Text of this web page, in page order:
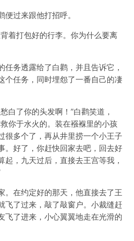
过来跟他打招呼。
着打包好的行李。你为什么要离
任务透露给了白鹳，并且告诉它，
个任务，同时埋怨了一番自己的凄
白了你的头发啊！”白鹳笑道，
你于水火的。装在襁褓里的小孩
很多个了，再从井里捞一个小王子
。好了，你赶快回家去吧，回去好
起，九天过后，直接去王宫等我，
。在约定好的那天，他直接去了王
飞了过来，敲了敲窗户。小裁缝赶
飞了进来，小心翼翼地走在光滑的